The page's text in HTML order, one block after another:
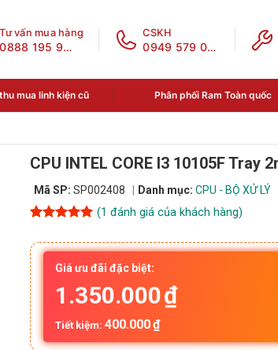
Tư vấn mua hàng
0888 195 969
CSKH
0949 579 078
mua linh kiện cũ Phân phối Ram Toàn quốc
CPU INTEL CORE I3 10105F Tray
Mã SP: SP002408 Danh mục: CPU - BỘ XỬ LÝ
dựa trên
đánh giá
(1 đánh giá của khách hàng)
Giá ưu đãi đặc biệt:
1.350.000₫
Tiết kiệm:400.000₫